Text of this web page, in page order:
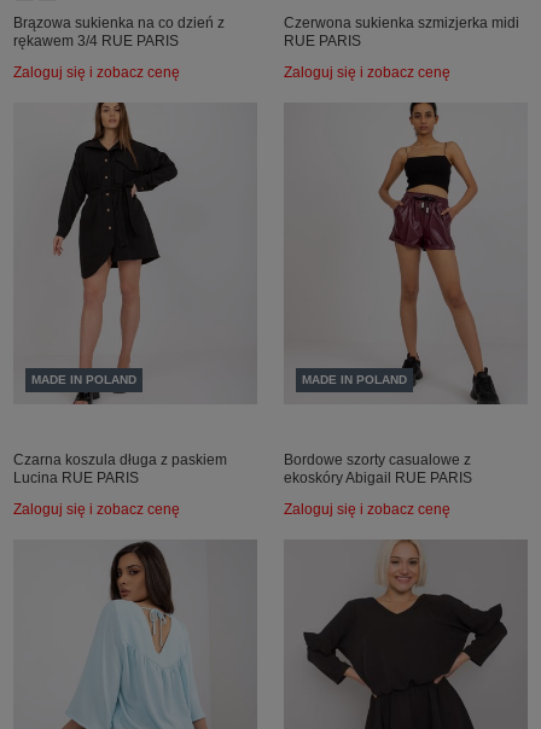
Brązowa sukienka na co dzień z
rękawem 3/4 RUE PARIS
Zaloguj się i zobacz cenę
Czerwona sukienka szmizjerka midi
RUE PARIS
Zaloguj się i zobacz cenę
MADE IN POLAND
Czarna koszula długa z paskiem
Lucina RUE PARIS
Zaloguj się i zobacz cenę
MADE IN POLAND
Bordowe szorty casualowe z
ekoskóry Abigail RUE PARIS
Zaloguj się i zobacz cenę